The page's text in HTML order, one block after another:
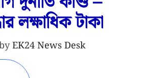
লক্ষাধিক টাকা
EK24 News Desk